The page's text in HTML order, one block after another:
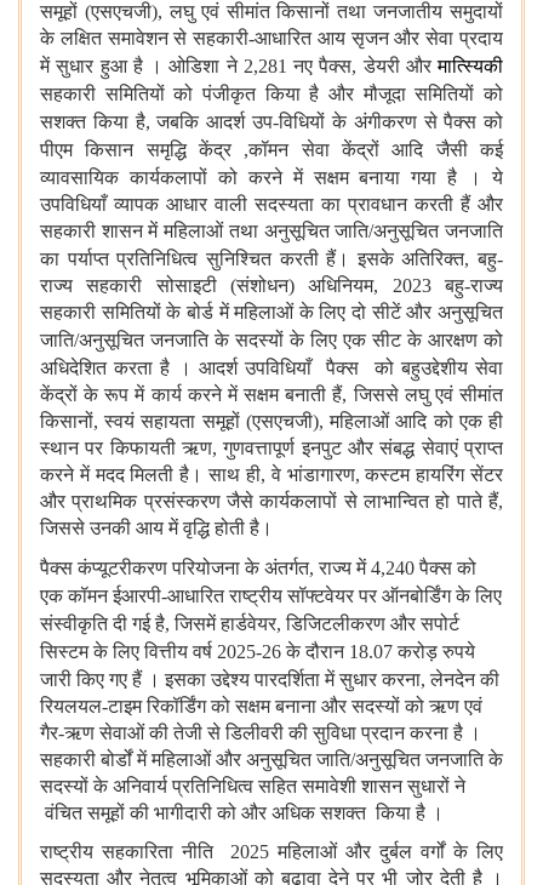
समूहों (एसएचजी),लघु एवं सीमांत किसानों तथा जनजातीय समुदायों
के लक्षित समावेशन से सहकारी-आधारित आय सृजन और सेवा प्रदाय
में सुधार हुआ है । ओडिशा ने2,281नए पैक्स,डेयरी और मात्स्यिकी
सहकारी समितियों को पंजीकृत किया है और मौजूदा समितियों को
सशक्त किया है,जबकि आदर्श उप-विधियों के अंगीकरण से पैक्स को
पीएम
किसान समृद्धि केंद्र ,कॉमन सेवा केंद्रों आदि जैसी
कई
व्यावसायिक कार्यकलापों को करने में सक्षम बनाया गया है ।
ये
उपविधियाँ व्यापक आधार वाली सदस्यता का प्रावधान करती हैं और
सहकारी शासन में महिलाओं तथा अनुसूचित जाति/अनुसूचित जनजाति
का पर्याप्त प्रतिनिधित्व सुनिश्चित करती हैं।
इसके अतिरिक्त,बहु-
राज्य सहकारी सोसाइटी (संशोधन) अधिनियम, 2023बहु-राज्य
सहकारी समितियों के बोर्ड में महिलाओं के लिए दो सीटें और अनुसूचित
जाति/अनुसूचित जनजाति के सदस्यों के लिए एक सीट के आरक्षण को
अधिदेशित करता है । आदर्श उपविधियाँ पैक्स
को बहुउद्देशीय सेवा
केंद्रों के रूप में कार्य करने में सक्षम बनाती हैं,जिससे लघु एवं सीमांत
किसानों,स्वयं सहायता समूहों (एसएचजी),महिलाओं आदि को एक ही
स्थान पर किफायती ऋण,गुणवत्तापूर्ण इनपुट और संबद्ध सेवाएं प्राप्त
करने में मदद मिलती है। साथ ही,वे भांडागारण,कस्टम हायरिंग सेंटर
और प्राथमिक प्रसंस्करण जैसे कार्यकलापों से लाभान्वित हो पाते हैं,
जिससे उनकी आय में वृद्धि होती है।
पैक्स कंप्‍यूटरीकरण परियोजना के अंतर्गत,राज्य में4,240पैक्स को
एक कॉमन ईआरपी-आधारित राष्ट्रीय सॉफ्टवेयर पर ऑनबोर्डिंग के लिए
संस्वीकृति दी गई है,जिसमें हार्डवेयर,डिजिटलीकरण और सपोर्ट
सिस्टम के लिए वित्तीय वर्ष 2025-26के दौरान18.07करोड़ रुपये
जारी किए गए हैं । इसका उद्देश्य पारदर्शिता में सुधार करना,लेनदेन की
रियलयल-टाइम रिकॉर्डिंग को सक्षम बनाना और सदस्यों को ऋण एवं
गैर-ऋण सेवाओं की तेजी से डिलीवरी की सुविधा प्रदान करना है ।
सहकारी बोर्डों में महिलाओं और अनुसूचित जाति/अनुसूचित जनजाति के
सदस्यों के अनिवार्य प्रतिनिधित्व सहित समावेशी शासन सुधारों ने
वंचित समूहों की भागीदारी को और अधिक सशक्त किया है ।
राष्ट्रीय सहकारिता नीति
2025महिलाओं और दुर्बल वर्गों के लिए
सदस्यता और नेतृत्व भूमिकाओं को बढ़ावा देने पर भी जोर देती है ।